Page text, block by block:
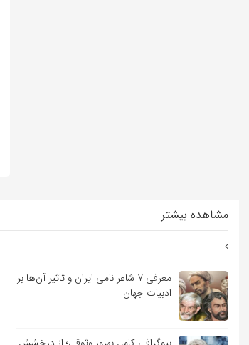
مشاهده بیشتر
معرفی ۷ شاعر نامی ایران و تاثیر آن‌ها بر
ادبیات جهان